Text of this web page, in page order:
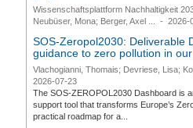
Wissenschaftsplattform Nachhaltigkeit
Neubüser, Mona; Berger, Axel ...
- 2026-
SOS-Zeropol2030: Deliverable
guidance to zero pollution in
Vlachogianni, Thomais; Devriese, Lisa;
2026-07-23
The SOS-ZEROPOL2030 Dashboard is
support tool that transforms Europe’s
practical roadmap for a...